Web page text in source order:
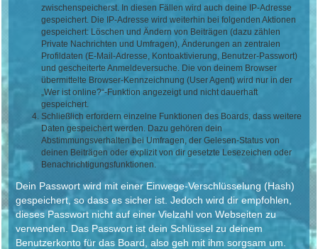
zwischenspeicherst. In diesen Fällen wird auch deine IP-Adresse
gespeichert. Die IP-Adresse wird weiterhin bei folgenden Aktionen
gespeichert: Löschen und Ändern von Beiträgen (dazu zählen
Private Nachrichten und Umfragen), Änderungen an zentralen
Profildaten (E-Mail-Adresse, Kontoaktivierung, Benutzer-Passwort)
und gescheiterte Anmeldeversuche. Die von deinem Browser
übermittelte Browser-Kennzeichnung (User Agent) wird nur in der
„Wer ist online?“-Funktion angezeigt und nicht dauerhaft
gespeichert.
Schließlich erfordern einzelne Funktionen des Boards, dass weitere
Daten gespeichert werden. Dazu gehören dein
Abstimmungsverhalten bei Umfragen, der Gelesen-Status von
deinen Beiträgen oder explizit von dir gesetzte Lesezeichen oder
Benachrichtigungsfunktionen.
Dein Passwort wird mit einer Einwege-Verschlüsselung (Hash)
gespeichert, so dass es sicher ist. Jedoch wird dir empfohlen,
dieses Passwort nicht auf einer Vielzahl von Webseiten zu
verwenden. Das Passwort ist dein Schlüssel zu deinem
Benutzerkonto für das Board, also geh mit ihm sorgsam um.